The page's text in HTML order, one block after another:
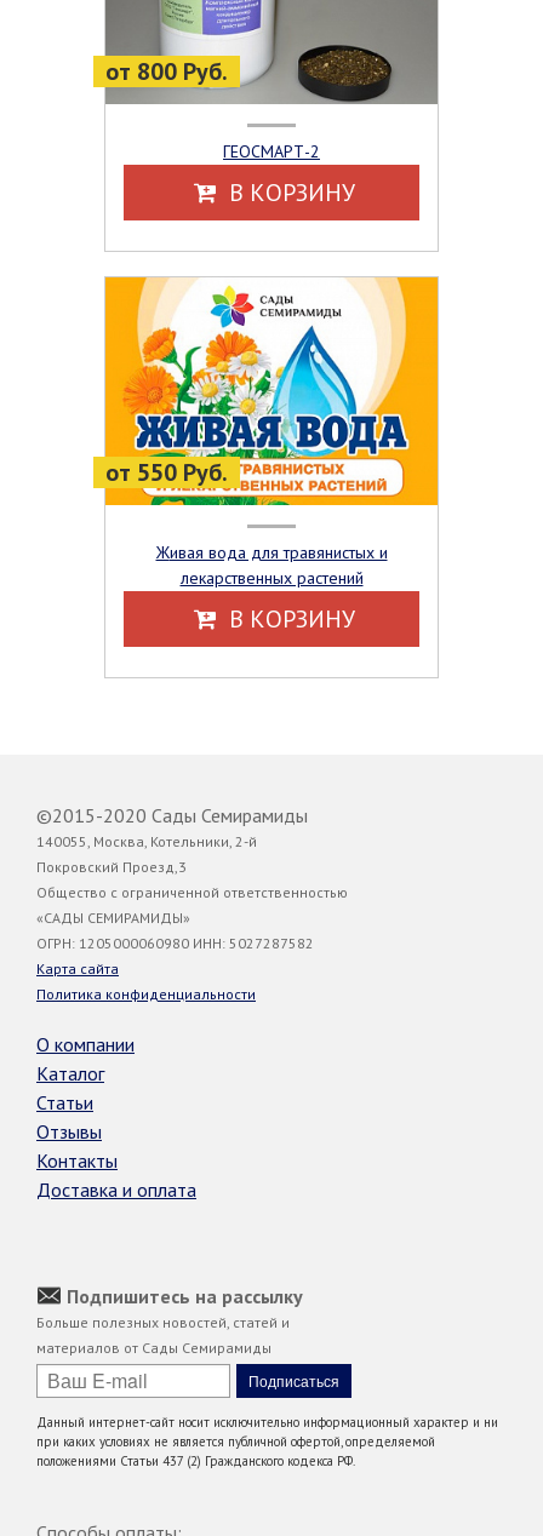
от 800 Руб.
ГЕОСМАРТ-2
В КОРЗИНУ
от 550 Руб.
Живая вода для травянистых и
лекарственных растений
В КОРЗИНУ
©2015-2020 Сады Семирамиды
140055, Москва, Котельники, 2-й
Покровский Проезд,3
Общество с ограниченной ответственностью
«САДЫ СЕМИРАМИДЫ»
ОГРН: 1205000060980 ИНН: 5027287582
Карта сайта
Политика конфиденциальности
О компании
Каталог
Статьи
Отзывы
Контакты
Доставка и оплата
Подпишитесь на рассылку
Больше полезных новостей, статей и
материалов от Сады Семирамиды
Данный интернет-сайт носит исключительно информационный характер и ни
при каких условиях не является публичной офертой, определяемой
положениями Статьи 437 (2) Гражданского кодекса РФ.